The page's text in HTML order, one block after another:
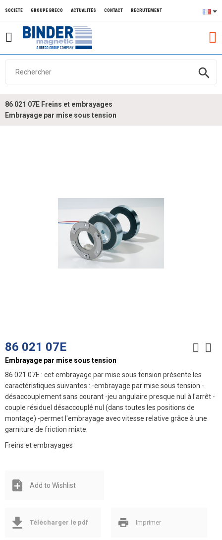
search
SOCIÉTÉ GROUPE BRECO ACTUALITÉS CONTACT RECRUTEMENT
86 021 07E Freins et embrayages
Embrayage par mise sous tension
86 021 07E
Embrayage par mise sous tension
86 021 07E : cet embrayage par mise sous tension présente les
caractéristiques suivantes : -embrayage par mise sous tension -
désaccouplement sans courant -jeu angulaire presque nul à l'arrêt -
couple résiduel désaccouplé nul (dans toutes les positions de
montage) -permet l'embrayage avec vitesse relative grâce à une
garniture de friction mixte.
Freins et embrayages
Add to Wishlist
Télécharger le pdf Imprimer